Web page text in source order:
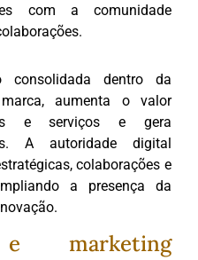
com a comunidade
consolidada dentro da
aumenta o valor
e serviços e gera
A autoridade digital
colaborações e
a presença da
e marketing